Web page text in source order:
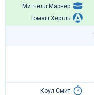
Митчелл Марнер
Томаш Хертль
Коул Смит